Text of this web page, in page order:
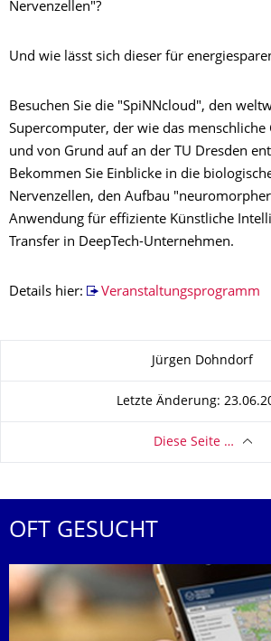
Nervenzellen"?
Und wie lässt sich dieser für
Besuchen Sie die "SpiNNcloud", den
Supercomputer, der wie das
und von Grund auf an der TU Dresden
Bekommen Sie Einblicke in die
Nervenzellen, den Aufbau
Anwendung für effiziente Künstliche
Transfer in DeepTech-Unternehmen.
Details hier: Veranstaltungsprogramm
Jürgen Dohndorf
Letzte Änderung:
Diese Seite …
OFT GESUCHT